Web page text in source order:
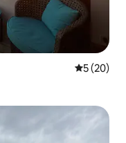
5 (20)